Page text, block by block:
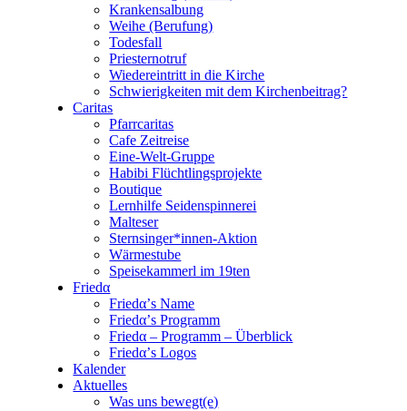
Krankensalbung
Weihe (Berufung)
Todesfall
Priesternotruf
Wiedereintritt in die Kirche
Schwierigkeiten mit dem Kirchenbeitrag?
Caritas
Pfarrcaritas
Cafe Zeitreise
Eine-Welt-Gruppe
Habibi Flüchtlingsprojekte
Boutique
Lernhilfe Seidenspinnerei
Malteser
Sternsinger*innen-Aktion
Wärmestube
Speisekammerl im 19ten
Friedα
Friedα’s Name
Friedα’s Programm
Friedα – Programm – Überblick
Friedα’s Logos
Kalender
Aktuelles
Was uns bewegt(e)